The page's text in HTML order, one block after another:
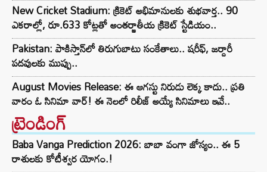
New Cricket Stadium: క్రికెట్ అభిమానులకు శుభవార్త.. 90
ఎకరాల్లో, రూ.633 కోట్లతో అంతర్జాతీయ క్రికెట్ స్టేడియం..
Pakistan: పాకిస్తాన్‌లో తిరుగుబాటు సంకేతాలు.. షరీఫ్, జర్దారీ
పదవులకు ముప్పు..
August Movies Release: ఈ ఆగస్టు నిరుడు లెక్క కాదు.. ప్రతి
వారం ఓ సినిమా వార్! ఈ నెలలో రిలీజ్ అయ్యే సినిమాలు ఇవే..
ట్రెండింగ్‌
Baba Vanga Prediction 2026: బాబా వంగా జోస్యం.. ఈ 5
రాశులకు కోటీశ్వర యోగం.!